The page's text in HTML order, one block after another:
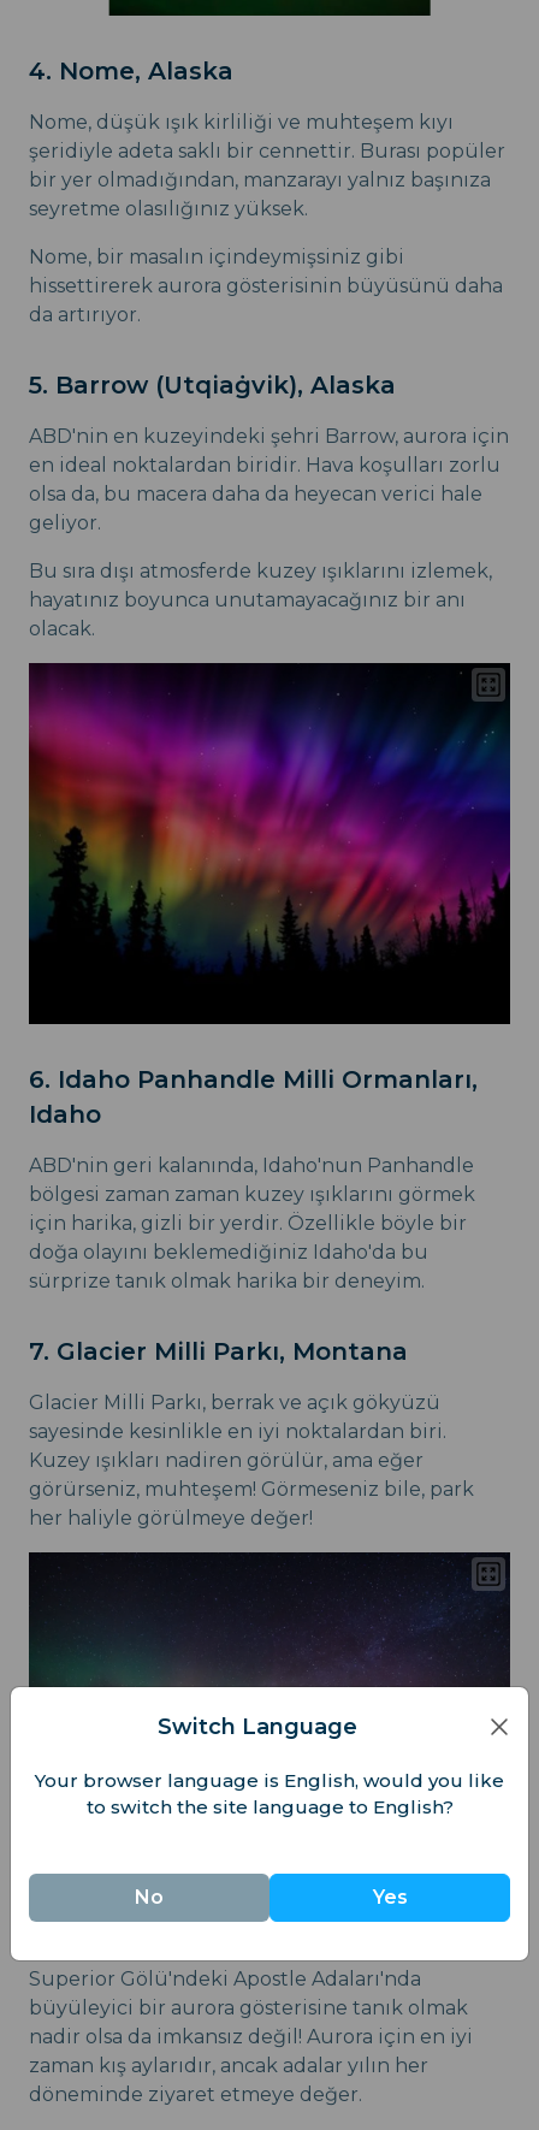
4. Nome, Alaska
Nome, düşük ışık kirliliği ve muhteşem kıyı
şeridiyle adeta saklı bir cennettir. Burası popüler
bir yer olmadığından, manzarayı yalnız başınıza
seyretme olasılığınız yüksek.
Nome, bir masalın içindeymişsiniz gibi
hissettirerek aurora gösterisinin büyüsünü daha
da artırıyor.
5. Barrow (Utqiaġvik), Alaska
ABD'nin en kuzeyindeki şehri Barrow, aurora için
en ideal noktalardan biridir. Hava koşulları zorlu
olsa da, bu macera daha da heyecan verici hale
geliyor.
Bu sıra dışı atmosferde kuzey ışıklarını izlemek,
hayatınız boyunca unutamayacağınız bir anı
olacak.
6. Idaho Panhandle Milli Ormanları,
Idaho
ABD'nin geri kalanında, Idaho'nun Panhandle
bölgesi zaman zaman kuzey ışıklarını görmek
için harika, gizli bir yerdir. Özellikle böyle bir
doğa olayını beklemediğiniz Idaho'da bu
sürprize tanık olmak harika bir deneyim.
7. Glacier Milli Parkı, Montana
Glacier Milli Parkı, berrak ve açık gökyüzü
sayesinde kesinlikle en iyi noktalardan biri.
Kuzey ışıkları nadiren görülür, ama eğer
görürseniz, muhteşem! Görmeseniz bile, park
her haliyle görülmeye değer!
8. Apostle Adaları, Wisconsin
Superior Gölü'ndeki Apostle Adaları'nda
büyüleyici bir aurora gösterisine tanık olmak
nadir olsa da imkansız değil! Aurora için en iyi
zaman kış aylarıdır, ancak adalar yılın her
döneminde ziyaret etmeye değer.
Switch Language
Your browser language is English, would you like
to switch the site language to English?
No Yes